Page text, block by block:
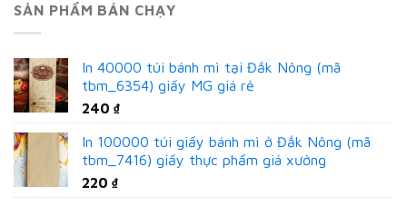
SẢN PHẨM BÁN CHẠY
In 40000 túi bánh mì tại Đắk Nông (mã
tbm_6354) giấy MG giá rẻ
240 ₫
In 100000 túi giấy bánh mì ở Đắk Nông (mã
tbm_7416) giấy thực phẩm giá xưởng
220 ₫